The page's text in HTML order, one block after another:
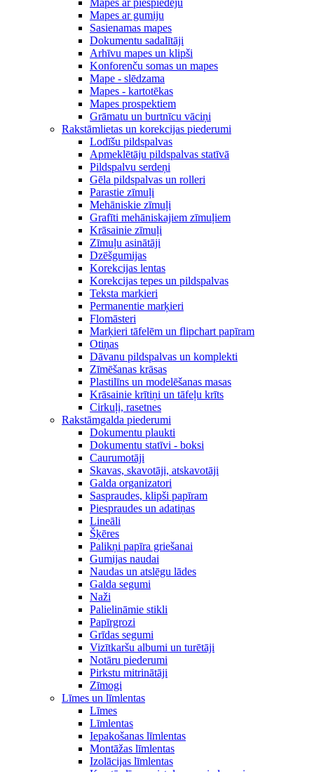
Mapes ar piespiedēju
Mapes ar gumiju
Sasienamas mapes
Dokumentu sadalītāji
Arhīvu mapes un klipši
Konforenču somas un mapes
Mape - slēdzama
Mapes - kartotēkas
Mapes prospektiem
Grāmatu un burtnīcu vāciņi
Rakstāmlietas un korekcijas piederumi
Lodīšu pildspalvas
Apmeklētāju pildspalvas statīvā
Pildspalvu serdeņi
Gēla pildspalvas un rolleri
Parastie zīmuļi
Mehāniskie zīmuļi
Grafīti mehāniskajiem zīmuļiem
Krāsainie zīmuļi
Zīmuļu asinātāji
Dzēšgumijas
Korekcijas lentas
Korekcijas tepes un pildspalvas
Teksta marķieri
Permanentie marķieri
Flomāsteri
Marķieri tāfelēm un flipchart papīram
Otiņas
Dāvanu pildspalvas un komplekti
Zīmēšanas krāsas
Plastilīns un modelēšanas masas
Krāsainie krītiņi un tāfeļu krīts
Cirkuļi, rasetnes
Rakstāmgalda piederumi
Dokumentu plaukti
Dokumentu statīvi - boksi
Caurumotāji
Skavas, skavotāji, atskavotāji
Galda organizatori
Saspraudes, klipši papīram
Piespraudes un adatiņas
Lineāli
Šķēres
Palikņi papīra griešanai
Gumijas naudai
Naudas un atslēgu lādes
Galda segumi
Naži
Palielināmie stikli
Papīrgrozi
Grīdas segumi
Vizītkaršu albumi un turētāji
Notāru piederumi
Pirkstu mitrinātāji
Zīmogi
Līmes un līmlentas
Līmes
Līmlentas
Iepakošanas līmlentas
Montāžas līmlentas
Izolācijas līmlentas